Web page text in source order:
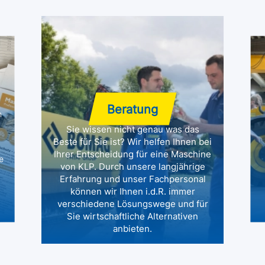
Beratung
Sie wissen nicht genau was das
Beste für Sie ist? Wir helfen Ihnen bei
Ihrer Entscheidung für eine Maschine
von KLP. Durch unsere langjährige
Erfahrung und unser Fachpersonal
können wir Ihnen i.d.R. immer
verschiedene Lösungswege und für
Sie wirtschaftliche Alternativen
anbieten.